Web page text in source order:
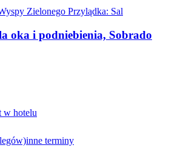
Zielonego Przylądka: Sal
oka i podniebienia, Sobrado
w hotelu
inne terminy